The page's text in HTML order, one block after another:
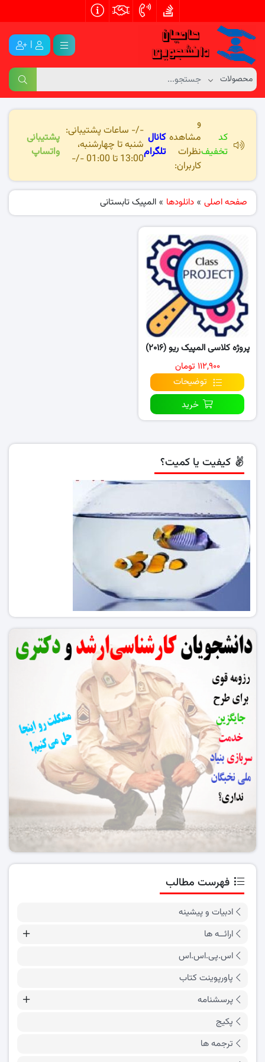
|
کد
تخفیف
و
مشاهده
نظرات
کاربران:
کانال
تلگرام
-/- ساعات پشتیبانی:
شنبه تا چهارشنبه،
13:00 تا 01:00 -/-
پشتیبانی
واتساپ
صفحه اصلی » دانلودها » المپیک تابستانی
پروژه کلاسی المپیک ریو (۲۰۱۶)
۱۱۲,۹۰۰ تومان
توضیحات
خرید
کیفیت یا کمیت؟
فهرست مطالب
ادبیات و پیشینه
ارائــه ها
اس.پی.اس.اس
پاورپوینت کتاب
پرسشنامه
پکیج
ترجمه ها